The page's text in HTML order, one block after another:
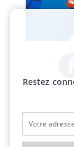
Restez